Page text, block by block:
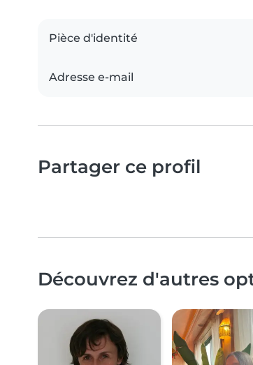
Pièce d'identité
Adresse e-mail
Partager ce profil
Découvrez d'autres